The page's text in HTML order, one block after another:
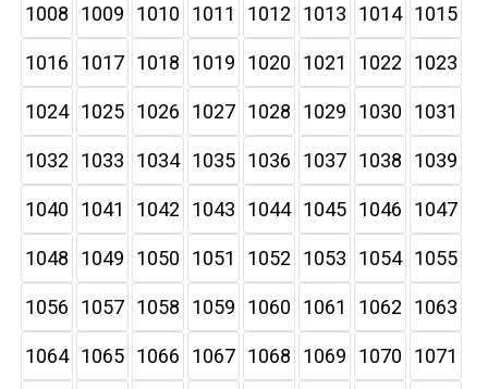
1008 1009 1010 1011 1012 1013 1014 1015
1016 1017 1018 1019 1020 1021 1022 1023
1024 1025 1026 1027 1028 1029 1030 1031
1032 1033 1034 1035 1036 1037 1038 1039
1040 1041 1042 1043 1044 1045 1046 1047
1048 1049 1050 1051 1052 1053 1054 1055
1056 1057 1058 1059 1060 1061 1062 1063
1064 1065 1066 1067 1068 1069 1070 1071